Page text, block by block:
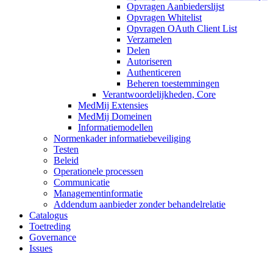
Opvragen Aanbiederslijst
Opvragen Whitelist
Opvragen OAuth Client List
Verzamelen
Delen
Autoriseren
Authenticeren
Beheren toestemmingen
Verantwoordelijkheden, Core
MedMij Extensies
MedMij Domeinen
Informatiemodellen
Normenkader informatiebeveiliging
Testen
Beleid
Operationele processen
Communicatie
Managementinformatie
Addendum aanbieder zonder behandelrelatie
Catalogus
Toetreding
Governance
Issues